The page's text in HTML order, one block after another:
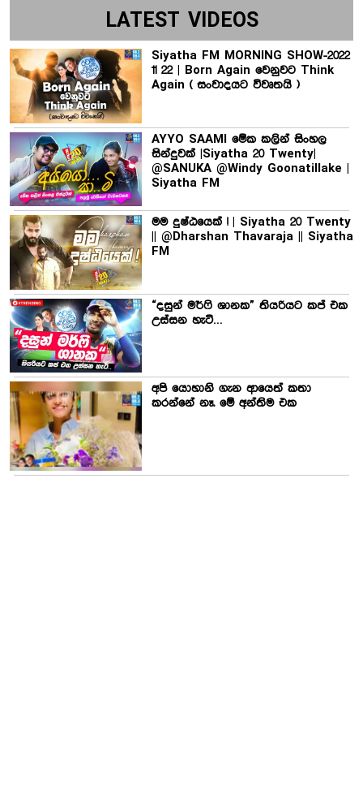
LATEST VIDEOS
Siyatha FM MORNING SHOW-2022
11 22 | Born Again වෙනුවට Think
Again ( සංවාදයට විවෘතයි )
AYYO SAAMI මේක කලින් සිංහල
සින්දුවක් |Siyatha 20 Twenty|
@SANUKA @Windy Goonatillake |
Siyatha FM
මම දුෂ්ඨයෙක් ! | Siyatha 20 Twenty
|| @Dharshan Thavaraja || Siyatha
FM
“දසුන් මර්ෆි ශානක” තියරියට කප් එක
උස්සන හැටි…
අපි යොහානි ගැන ආයෙත් කතා
කරන්නේ නෑ. මේ අන්තිම එක